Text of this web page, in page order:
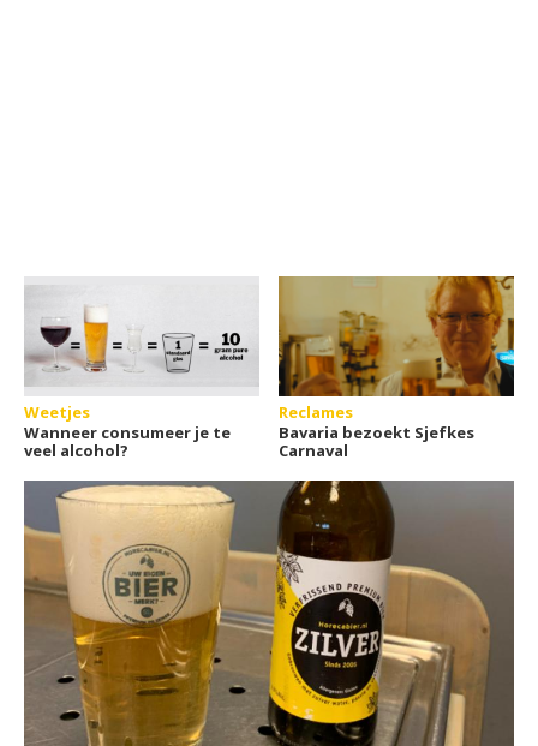
Weetjes
Wanneer consumeer je te
veel alcohol?
Reclames
Bavaria bezoekt Sjefkes
Carnaval